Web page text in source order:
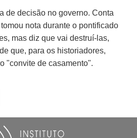
de decisão no governo. Conta
nota durante o pontificado
mas diz que vai destruí-las,
que, para os historiadores,
"convite de casamento".